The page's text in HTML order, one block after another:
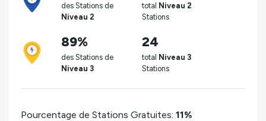
des Stations de
Niveau 2
total Niveau 2
Stations
89%
des Stations de
Niveau 3
24
total Niveau 3
Stations
Pourcentage de Stations Gratuites: 11%